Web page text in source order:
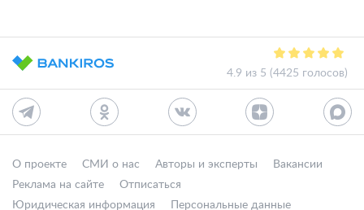
4.9 из 5 (4425 голосов)
О проекте СМИ о нас Авторы и эксперты
Вакансии
Реклама на сайте
Отписаться
Юридическая информация
Персональные данные